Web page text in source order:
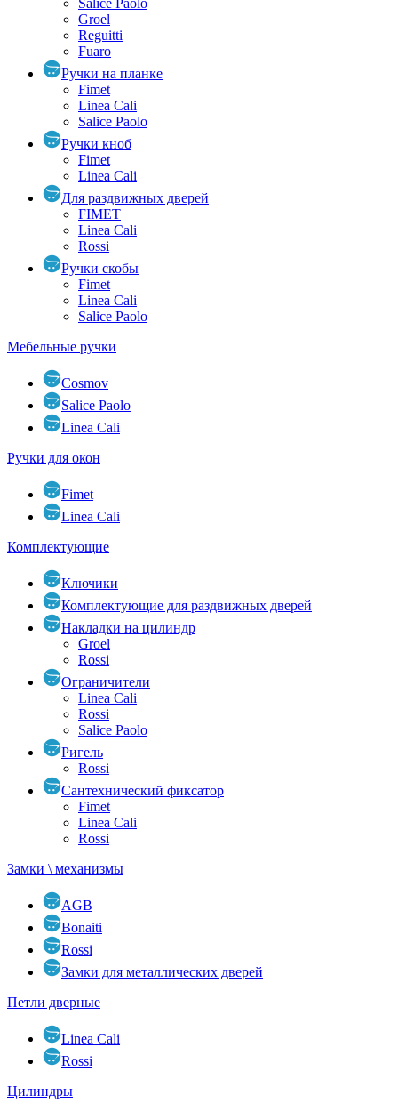
Groel
Reguitti
Fuaro
Ручки на планке
Fimet
Linea Cali
Salice Paolo
Ручки кноб
Fimet
Linea Cali
Для раздвижных дверей
FIMET
Linea Cali
Rossi
Ручки скобы
Fimet
Linea Cali
Salice Paolo
Мебельные ручки
Cosmov
Salice Paolo
Linea Cali
Ручки для окон
Fimet
Linea Cali
Комплектующие
Ключики
Комплектующие для раздвижных дверей
Накладки на цилиндр
Groel
Rossi
Ограничители
Linea Cali
Rossi
Salice Paolo
Ригель
Rossi
Сантехнический фиксатор
Fimet
Linea Cali
Rossi
Замки \ механизмы
AGB
Bonaiti
Rossi
Замки для металлических дверей
Петли дверные
Linea Cali
Rossi
Цилиндры